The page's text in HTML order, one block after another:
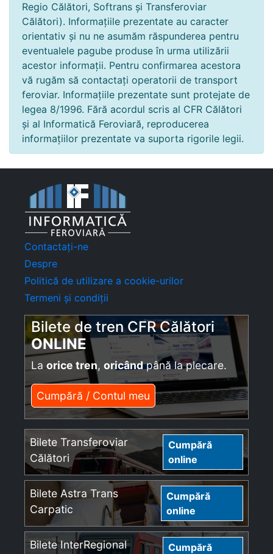
Regio Călători, Softrans și Transferoviar
Călători). Informațiile prezentate au caracter
orientativ și nu ne asumăm răspunderea pentru
eventualele pagube produse în urma utilizării
acestor informații. Pentru confirmarea acestora
vă rugăm să contactați operatorii de transport
feroviar. Informațiile prezentate sunt protejate de
legea 8/1996. Fără acordul scris al CFR Călători
și al Informatică Feroviară, reproducerea
informațiilor prezentate va suporta rigorile legii.
Contactați-ne
Despre
Politică de utilizare a cookie-urilor
Termeni și condiții
Bilete de tren CFR Călători
ONLINE
La orice tren, oricândpână la plecare.
Cumpără / Contul meu
Bilete Transferoviar
Călători
Cumpără
online
Bilete Astra Trans
Carpatic
Cumpără
online
Bilete InterRegional Cumpără